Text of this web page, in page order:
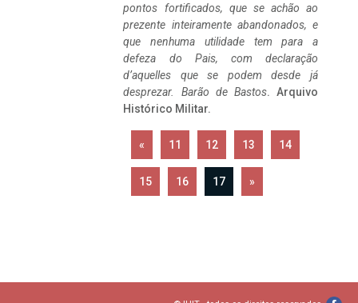
pontos fortificados, que se achão ao
prezente inteiramente abandonados, e
que nenhuma utilidade tem para a
defeza do Pais, com declaração
d’aquelles que se podem desde já
desprezar. Barão de Bastos. Arquivo
Histórico Militar.
« 11 12 13 14
15 16 17 »